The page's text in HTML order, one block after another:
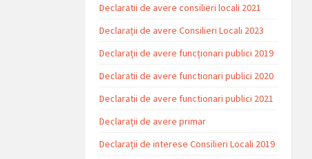
Declaratii de avere consilieri locali 2021
Declarații de avere Consilieri Locali 2023
Declarații de avere funcționari publici 2019
Declaratii de avere functionari publici 2020
Declaratii de avere functionari publici 2021
Declarații de avere primar
Declarații de interese Consilieri Locali 2019